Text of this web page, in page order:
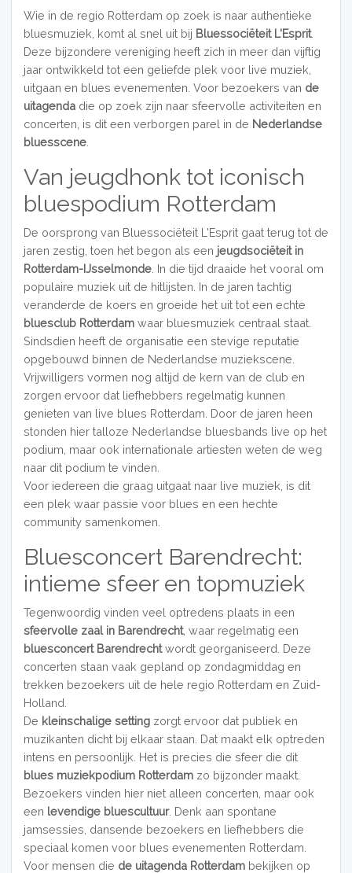
Wie in de regio Rotterdam op zoek is naar authentieke
bluesmuziek, komt al snel uit bij Bluessociëteit L'Esprit.
Deze bijzondere vereniging heeft zich in meer dan vijftig
jaar ontwikkeld tot een geliefde plek voor live muziek,
uitgaan en blues evenementen. Voor bezoekers van de
uitagendadie op zoek zijn naar sfeervolle activiteiten en
concerten, is dit een verborgen parel in de Nederlandse
bluesscene.
Van jeugdhonk tot iconisch
bluespodium Rotterdam
De oorsprong van Bluessociëteit L'Esprit gaat terug tot de
jaren zestig, toen het begon als een jeugdsociëteit in
Rotterdam-IJsselmonde. In die tijd draaide het vooral om
populaire muziek uit de hitlijsten. In de jaren tachtig
veranderde de koers en groeide het uit tot een echte
bluesclub Rotterdam waar bluesmuziek centraal staat.
Sindsdien heeft de organisatie een stevige reputatie
opgebouwd binnen de Nederlandse muziekscene.
Vrijwilligers vormen nog altijd de kern van de club en
zorgen ervoor dat liefhebbers regelmatig kunnen
genieten van live blues Rotterdam. Door de jaren heen
stonden hier talloze Nederlandse bluesbands live op het
podium, maar ook internationale artiesten weten de weg
naar dit podium te vinden.
Voor iedereen die graag uitgaat naar live muziek, is dit
een plek waar passie voor blues en een hechte
community samenkomen.
Bluesconcert Barendrecht:
intieme sfeer en topmuziek
Tegenwoordig vinden veel optredens plaats in een
sfeervolle zaal in Barendrecht, waar regelmatig een
bluesconcert Barendrechtwordt georganiseerd. Deze
concerten staan vaak gepland op zondagmiddag en
trekken bezoekers uit de hele regio Rotterdam en Zuid-
Holland.
De kleinschalige setting zorgt ervoor dat publiek en
muzikanten dicht bij elkaar staan. Dat maakt elk optreden
intens en persoonlijk. Het is precies die sfeer die dit
blues muziekpodium Rotterdamzo bijzonder maakt.
Bezoekers vinden hier niet alleen concerten, maar ook
een levendige bluescultuur. Denk aan spontane
jamsessies, dansende bezoekers en liefhebbers die
speciaal komen voor blues evenementen Rotterdam.
Voor mensen die de uitagenda Rotterdambekijken op